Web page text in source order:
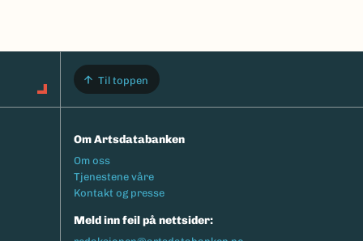
Til toppen
Om Artsdatabanken
Footermeny
Om oss
Tjenestene våre
Kontakt og presse
Meld inn feil på nettsider: